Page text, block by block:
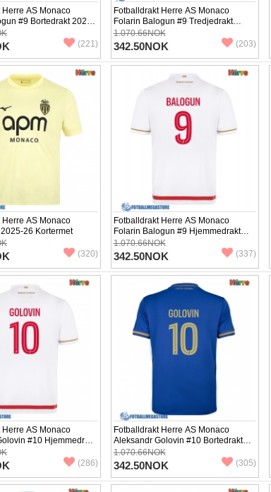
Herre AS Monaco
#9 Bortedrakt 2026-
(221)
Fotballdrakt Herre AS Monaco
Folarin Balogun #9 Tredjedrakt
2026-27 Kortermet
1.070.66NOK
342.50NOK (203)
Herre AS Monaco
26 Kortermet
(320)
Fotballdrakt Herre AS Monaco
Folarin Balogun #9 Hjemmedrakt
2025-26 Kortermet
1.070.66NOK
342.50NOK (337)
Herre AS Monaco
#10 Hjemmedrakt
(286)
Fotballdrakt Herre AS Monaco
Aleksandr Golovin #10 Bortedrakt
2025-26 Kortermet
1.070.66NOK
342.50NOK (305)